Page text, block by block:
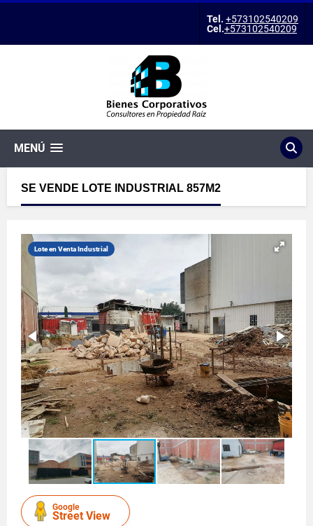
Tel. +573102540209
Cel.+573102540209
MENÚ
SE VENDE LOTE INDUSTRIAL 857M2
Lote en Venta Industrial
Google
Street View